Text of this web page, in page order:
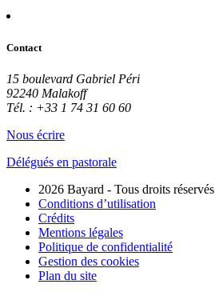
Contact
15 boulevard Gabriel Péri
92240 Malakoff
Tél. : +33 1 74 31 60 60
Nous écrire
Délégués en pastorale
2026 Bayard - Tous droits réservés
Conditions d’utilisation
Crédits
Mentions légales
Politique de confidentialité
Gestion des cookies
Plan du site